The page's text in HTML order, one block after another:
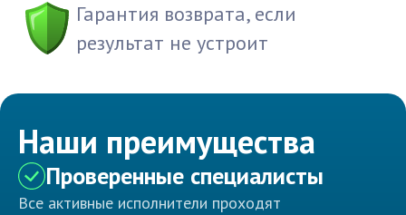
Гарантия возврата, если
результат не устроит
Наши преимущества
Проверенные специалисты
Все активные исполнители проходят